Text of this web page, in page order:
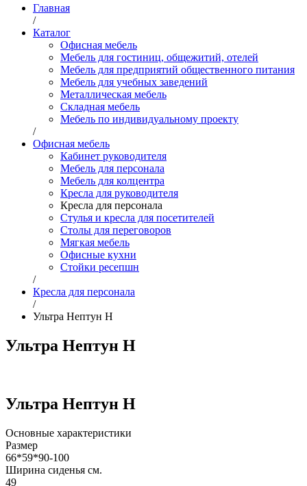
Главная
/
Каталог
Офисная мебель
Мебель для гостиниц, общежитий, отелей
Мебель для предприятий общественного питания
Мебель для учебных заведений
Металлическая мебель
Складная мебель
Мебель по индивидуальному проекту
/
Офисная мебель
Кабинет руководителя
Мебель для персонала
Мебель для колцентра
Кресла для руководителя
Кресла для персонала
Стулья и кресла для посетителей
Столы для переговоров
Мягкая мебель
Офисные кухни
Стойки ресепшн
/
Кресла для персонала
/
Ультра Нептун Н
Ультра Нептун Н
Ультра Нептун Н
Основные характеристики
Размер
66*59*90-100
Ширина сиденья см.
49